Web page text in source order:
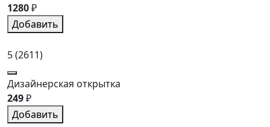
1280₽
Добавить
5(2611)
Дизайнерская открытка
249₽
Добавить